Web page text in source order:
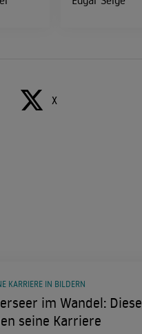
X
KARRIERE IN BILDERN
im Wandel: Diese
seine Karriere